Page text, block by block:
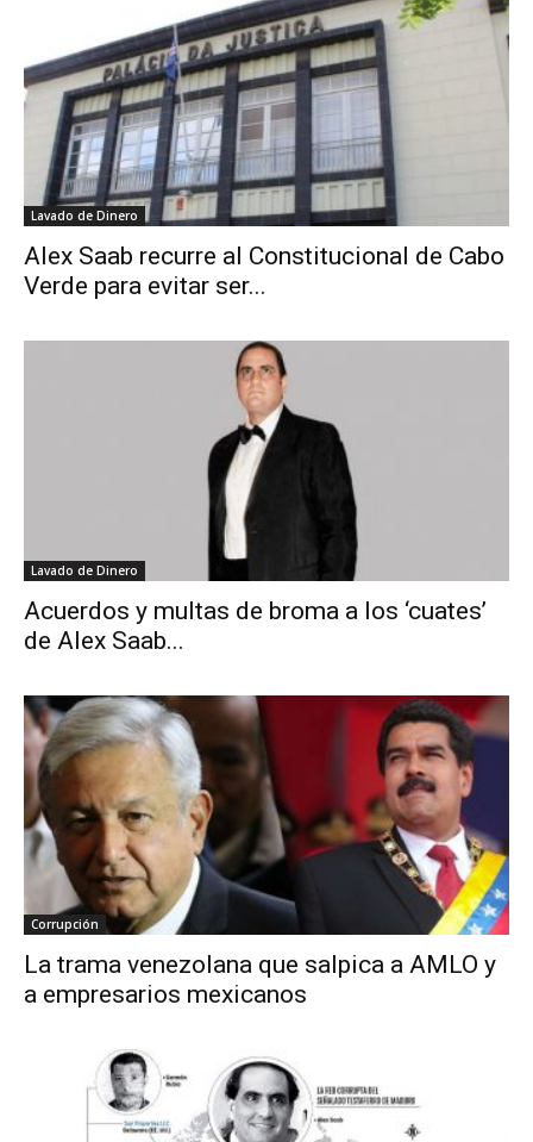
Lavado de Dinero
Alex Saab recurre al Constitucional de Cabo
Verde para evitar ser...
Lavado de Dinero
Acuerdos y multas de broma a los ‘cuates’
de Alex Saab...
Corrupción
La trama venezolana que salpica a AMLO y
a empresarios mexicanos